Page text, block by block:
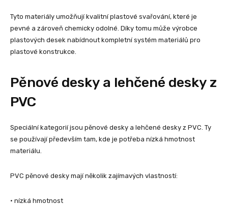
Tyto materiály umožňují kvalitní plastové svařování, které je
pevné a zároveň chemicky odolné. Díky tomu může výrobce
plastových desek nabídnout kompletní systém materiálů pro
plastové konstrukce.
Pěnové desky a lehčené desky z
PVC
Speciální kategorií jsou pěnové desky a lehčené desky z PVC. Ty
se používají především tam, kde je potřeba nízká hmotnost
materiálu.
PVC pěnové desky mají několik zajímavých vlastností:
• nízká hmotnost